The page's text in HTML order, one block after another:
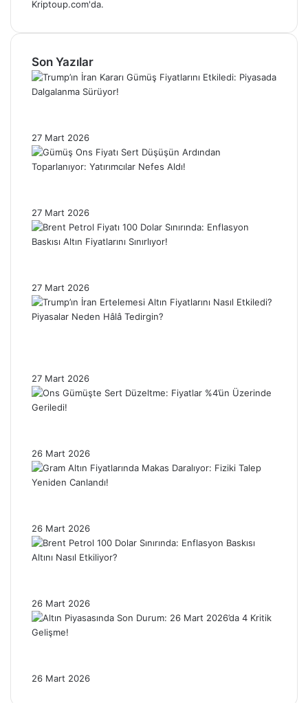
Kriptoup.com'da.
Son Yazılar
27 Mart 2026
27 Mart 2026
27 Mart 2026
27 Mart 2026
26 Mart 2026
26 Mart 2026
26 Mart 2026
26 Mart 2026